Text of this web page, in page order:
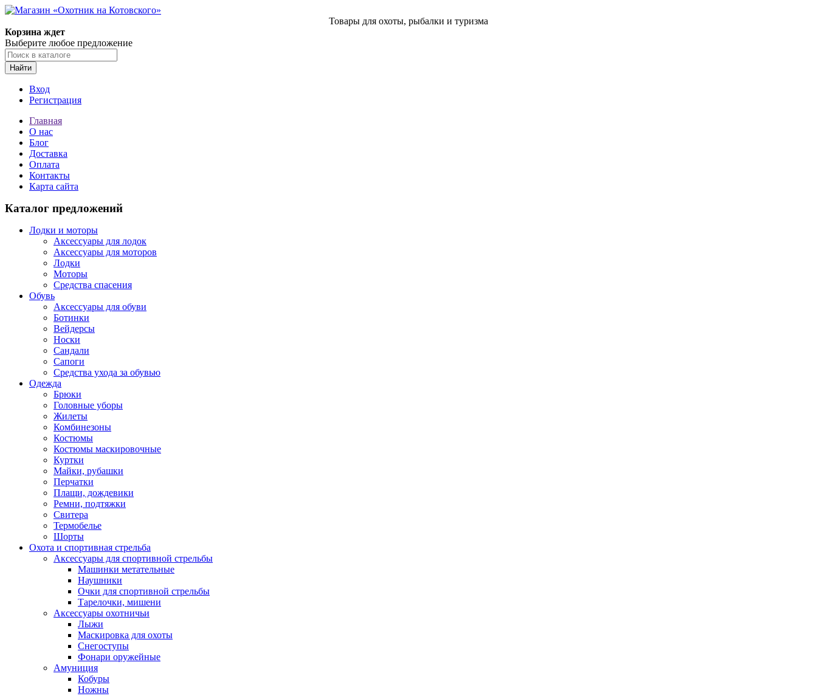
Товары для охоты, рыбалки и туризма
Корзина ждет
Выберите любое предложение
Найти
Вход
Регистрация
Главная
О нас
Блог
Доставка
Оплата
Контакты
Карта сайта
Каталог предложений
Лодки и моторы
Аксессуары для лодок
Аксессуары для моторов
Лодки
Моторы
Средства спасения
Обувь
Аксессуары для обуви
Ботинки
Вейдерсы
Носки
Сандали
Сапоги
Средства ухода за обувью
Одежда
Брюки
Головные уборы
Жилеты
Комбинезоны
Костюмы
Костюмы маскировочные
Куртки
Майки, рубашки
Перчатки
Плащи, дождевики
Ремни, подтяжки
Свитера
Термобелье
Шорты
Охота и спортивная стрельба
Аксессуары для спортивной стрельбы
Машинки метательные
Наушники
Очки для спортивной стрельбы
Тарелочки, мишени
Аксессуары охотничьи
Лыжи
Маскировка для охоты
Снегоступы
Фонари оружейные
Амуниция
Кобуры
Ножны